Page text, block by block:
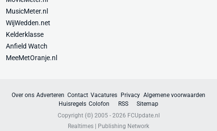
MusicMeter.nl
WijWedden.net
Kelderklasse
Anfield Watch
MeeMetOranje.nl
Over ons Adverteren Contact Vacatures Privacy Algemene voorwaarden
Huisregels Colofon RSS
Sitemap
Copyright (©) 2005 - 2026 FCUpdate.nl
Realtimes | Publishing Network